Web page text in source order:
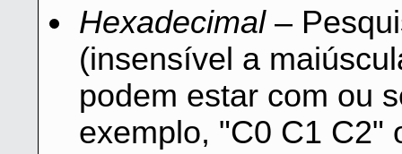
Hexadecimal–
(insensível a
podem estar com ou
exemplo, "C0 C1 C2"